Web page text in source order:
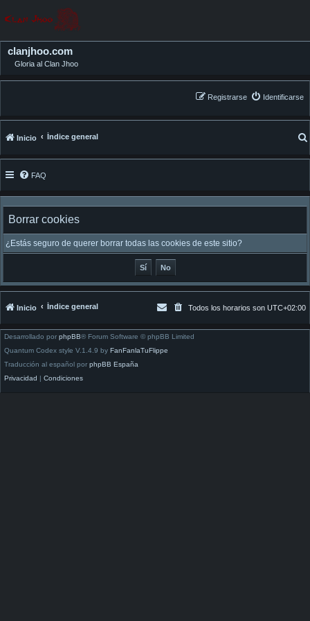
clanjhoo.com
Gloria al Clan Jhoo
Identificarse
Registrarse
Inicio Índice general
FAQ
Borrar cookies
¿Estás seguro de querer borrar todas las cookies de este sitio?
Inicio Índice general Todos los horarios son UTC+02:00
Desarrollado por phpBB® Forum Software © phpBB Limited
Quantum Codex style V.1.4.9 by FanFanlaTuFlippe
Traducción al español por phpBB España
Privacidad
Condiciones